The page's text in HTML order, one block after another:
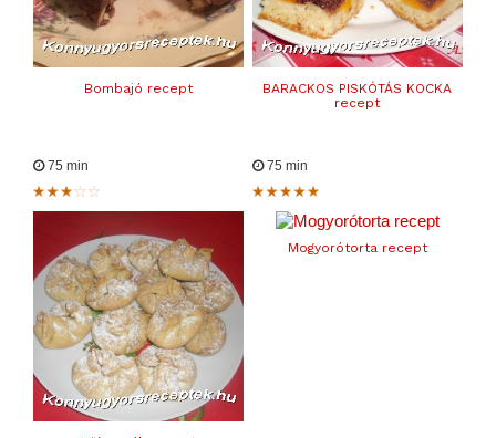
Bombajó recept
BARACKOS PISKÓTÁS KOCKA
recept
75 min 75 min
Mogyorótorta recept